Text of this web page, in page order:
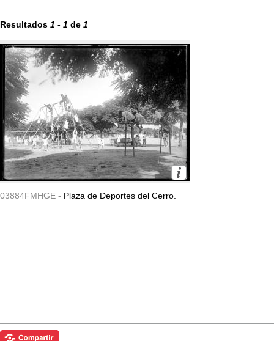
Resultados 1 - 1 de 1
03884FMHGE - Plaza de Deportes del Cerro.